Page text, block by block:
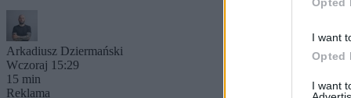
I want
Opted
I want
Arkadiusz Dziermański
Wczoraj 15:29
15 min
Reklama